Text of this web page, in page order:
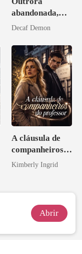
abandonada,
agora intocável
Decaf Demon
A cláusula de
companheiros
do professor
Kimberly Ingrid
Abrir